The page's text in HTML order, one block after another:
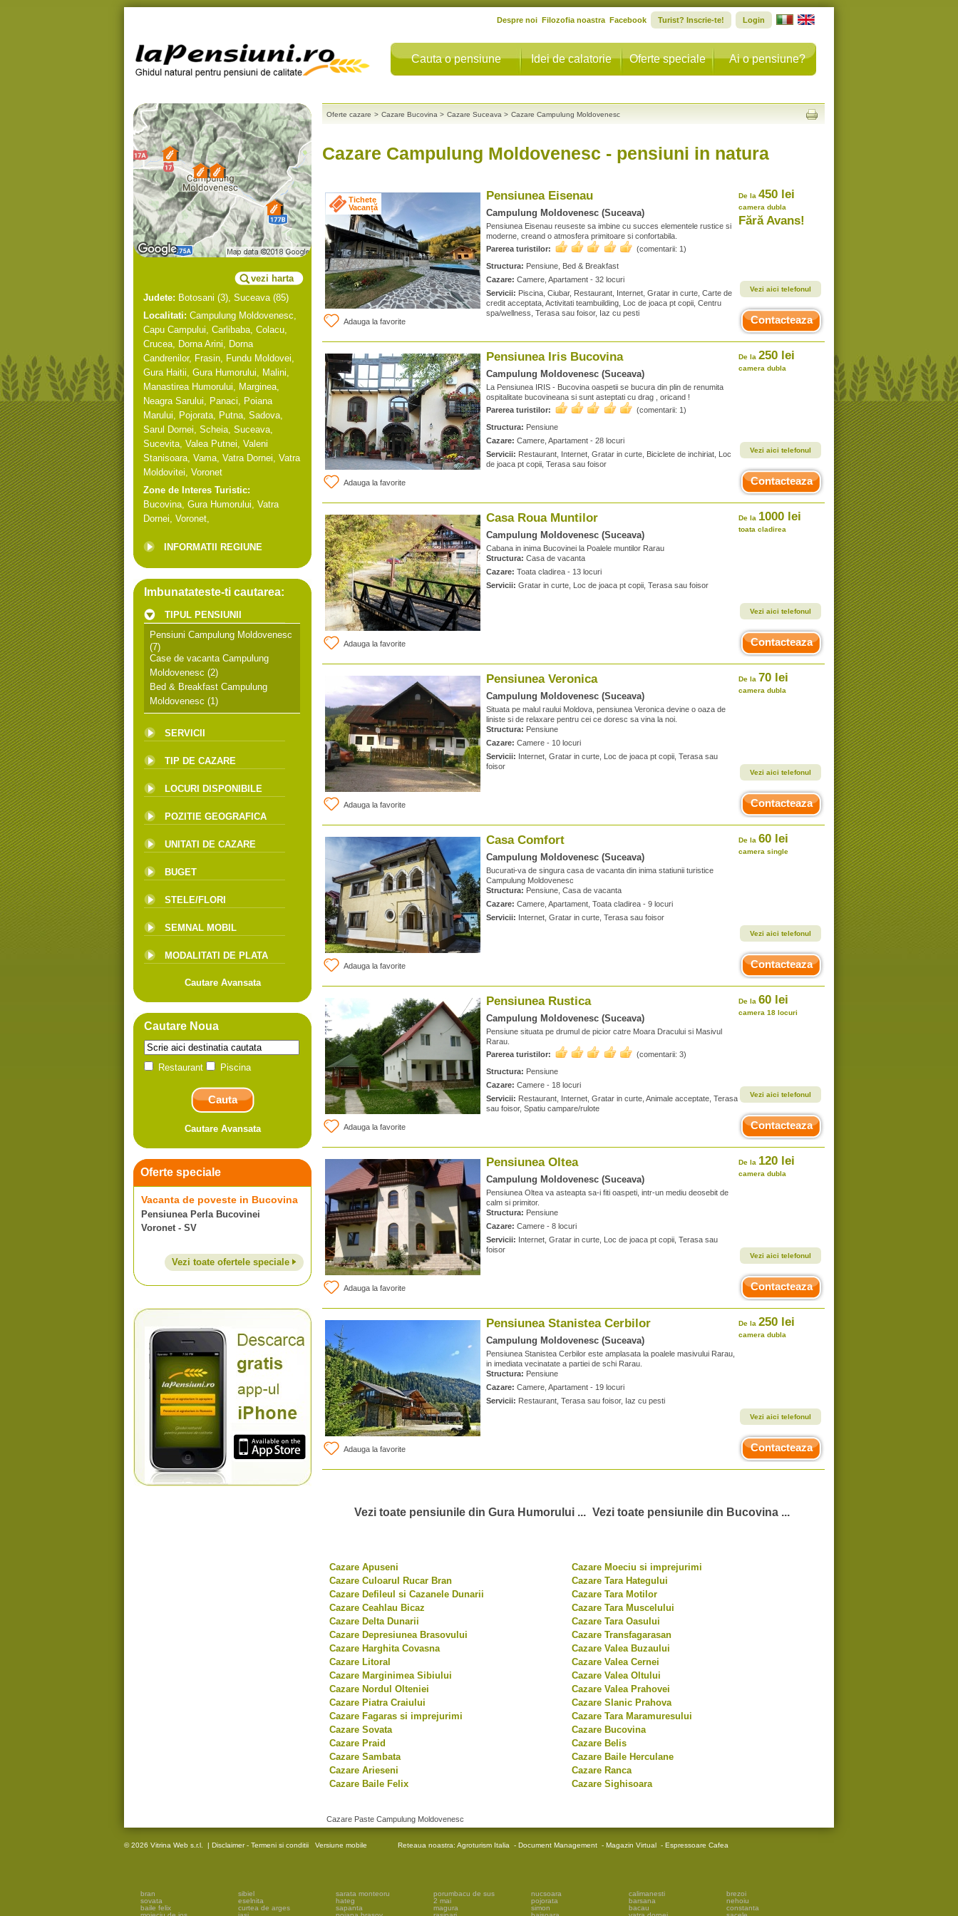
Cauta o pensiune Idei de calatorie Oferte speciale Ai o pensiune?
Despre noi Filozofia noastra Facebook Turist? Inscrie-te! Login
vezi harta
Judete: Botosani (3), Suceava(85)
Localitati: Campulung Moldovenesc,
Capu Campului, Carlibaba, Colacu,
Crucea, Dorna Arini, Dorna
Candrenilor, Frasin, Fundu Moldovei,
Gura Haitii, Gura Humorului, Malini,
Manastirea Humorului, Marginea,
Neagra Sarului, Panaci, Poiana
Marului, Pojorata, Putna, Sadova,
Sarul Dornei, Scheia, Suceava,
Sucevita, Valea Putnei, Valeni
Stanisoara, Vama, Vatra Dornei, Vatra
Moldovitei, Voronet
Zone de Interes Turistic:
Bucovina, Gura Humorului, Vatra
Dornei, Voronet,
INFORMATII REGIUNE
Imbunatateste-ti cautarea:
TIPUL PENSIUNII
Pensiuni Campulung Moldovenesc
(7)
Case de vacanta Campulung
Moldovenesc (2)
Bed & Breakfast Campulung
Moldovenesc (1)
SERVICII
TIP DE CAZARE
LOCURI DISPONIBILE
POZITIE GEOGRAFICA
UNITATI DE CAZARE
BUGET
STELE/FLORI
SEMNAL MOBIL
MODALITATI DE PLATA
Cautare Avansata
Cautare Noua
Restaurant Piscina
Cautare Avansata
Oferte speciale
Vacanta de poveste in Bucovina
Pensiunea Perla Bucovinei
Voronet - SV
Vezi toate ofertele speciale
Oferte cazare > Cazare Bucovina > Cazare Suceava > Cazare Campulung Moldovenesc
Cazare Campulung Moldovenesc - pensiuni in natura
Tichete
Vacanță
Adauga la favorite
Pensiunea Eisenau
Campulung Moldovenesc (Suceava)
Pensiunea Eisenau reuseste sa imbine cu succes elementele rustice si
moderne, creand o atmosfera primitoare si confortabila.
Parerea turistilor:
(comentarii: 1)
Structura: Pensiune, Bed & Breakfast
Cazare: Camere, Apartament - 32 locuri
Servicii: Piscina, Ciubar, Restaurant, Internet, Gratar in curte, Carte de
credit acceptata, Activitati teambuilding, Loc de joaca pt copii, Centru
spa/wellness, Terasa sau foisor, Iaz cu pesti
De la 450 lei
camera dubla
Fără Avans!
Vezi aici telefonul
Contacteaza
Adauga la favorite
Pensiunea Iris Bucovina
Campulung Moldovenesc (Suceava)
La Pensiunea IRIS - Bucovina oaspetii se bucura din plin de renumita
ospitalitate bucovineana si sunt asteptati cu drag , oricand !
Parerea turistilor:
(comentarii: 1)
Structura: Pensiune
Cazare: Camere, Apartament - 28 locuri
Servicii: Restaurant, Internet, Gratar in curte, Biciclete de inchiriat, Loc
de joaca pt copii, Terasa sau foisor
De la 250 lei
camera dubla
Vezi aici telefonul
Contacteaza
Adauga la favorite
Casa Roua Muntilor
Campulung Moldovenesc (Suceava)
Cabana in inima Bucovinei la Poalele muntilor Rarau
Structura: Casa de vacanta
Cazare: Toata cladirea - 13 locuri
Servicii: Gratar in curte, Loc de joaca pt copii, Terasa sau foisor
De la 1000 lei
toata cladirea
Vezi aici telefonul
Contacteaza
Adauga la favorite
Pensiunea Veronica
Campulung Moldovenesc (Suceava)
Situata pe malul raului Moldova, pensiunea Veronica devine o oaza de
liniste si de relaxare pentru cei ce doresc sa vina la noi.
Structura: Pensiune
Cazare: Camere - 10 locuri
Servicii: Internet, Gratar in curte, Loc de joaca pt copii, Terasa sau
foisor
De la 70 lei
camera dubla
Vezi aici telefonul
Contacteaza
Adauga la favorite
Casa Comfort
Campulung Moldovenesc (Suceava)
Bucurati-va de singura casa de vacanta din inima statiunii turistice
Campulung Moldovenesc
Structura: Pensiune, Casa de vacanta
Cazare: Camere, Apartament, Toata cladirea - 9 locuri
Servicii: Internet, Gratar in curte, Terasa sau foisor
De la 60 lei
camera single
Vezi aici telefonul
Contacteaza
Adauga la favorite
Pensiunea Rustica
Campulung Moldovenesc (Suceava)
Pensiune situata pe drumul de picior catre Moara Dracului si Masivul
Rarau.
Parerea turistilor:
(comentarii: 3)
Structura: Pensiune
Cazare: Camere - 18 locuri
Servicii: Restaurant, Internet, Gratar in curte, Animale acceptate, Terasa
sau foisor, Spatiu campare/rulote
De la 60 lei
camera 18 locuri
Vezi aici telefonul
Contacteaza
Adauga la favorite
Pensiunea Oltea
Campulung Moldovenesc (Suceava)
Pensiunea Oltea va asteapta sa-i fiti oaspeti, intr-un mediu deosebit de
calm si primitor.
Structura: Pensiune
Cazare: Camere - 8 locuri
Servicii: Internet, Gratar in curte, Loc de joaca pt copii, Terasa sau
foisor
De la 120 lei
camera dubla
Vezi aici telefonul
Contacteaza
Adauga la favorite
Pensiunea Stanistea Cerbilor
Campulung Moldovenesc (Suceava)
Pensiunea Stanistea Cerbilor este amplasata la poalele masivului Rarau,
in imediata vecinatate a partiei de schi Rarau.
Structura: Pensiune
Cazare: Camere, Apartament - 19 locuri
Servicii: Restaurant, Terasa sau foisor, Iaz cu pesti
De la 250 lei
camera dubla
Vezi aici telefonul
Contacteaza
Vezi toate pensiunile din Gura Humorului ... Vezi toate pensiunile din Bucovina ...
Cazare Apuseni
Cazare Culoarul Rucar Bran
Cazare Defileul si Cazanele Dunarii
Cazare Ceahlau Bicaz
Cazare Delta Dunarii
Cazare Depresiunea Brasovului
Cazare Harghita Covasna
Cazare Litoral
Cazare Marginimea Sibiului
Cazare Nordul Olteniei
Cazare Piatra Craiului
Cazare Fagaras si imprejurimi
Cazare Sovata
Cazare Praid
Cazare Sambata
Cazare Arieseni
Cazare Baile Felix
Cazare Moeciu si imprejurimi
Cazare Tara Hategului
Cazare Tara Motilor
Cazare Tara Muscelului
Cazare Tara Oasului
Cazare Transfagarasan
Cazare Valea Buzaului
Cazare Valea Cernei
Cazare Valea Oltului
Cazare Valea Prahovei
Cazare Slanic Prahova
Cazare Tara Maramuresului
Cazare Bucovina
Cazare Belis
Cazare Baile Herculane
Cazare Ranca
Cazare Sighisoara
Cazare Paste Campulung Moldovenesc
© 2026 Vitrina Web s.r.l. | Disclaimer - Termeni si conditii Versiune mobile Reteaua noastra: Agroturism Italia - Document Management - Magazin Virtual - Espressoare Cafea
bran
sovata
baile felix
sibiel
eselnita
curtea de arges
sarata monteoru
hateg
sapanta
porumbacu de sus
2 mai
magura
nucsoara
pojorata
simon
calimanesti
barsana
bacau
brezoi
nehoiu
constanta